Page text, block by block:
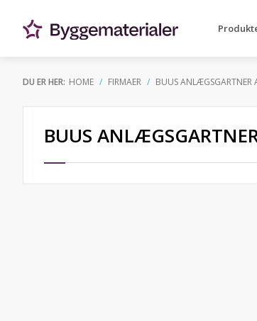
DU ER HER: HOME FIRMAER BUUS ANLÆGSGARTNER
BUUS